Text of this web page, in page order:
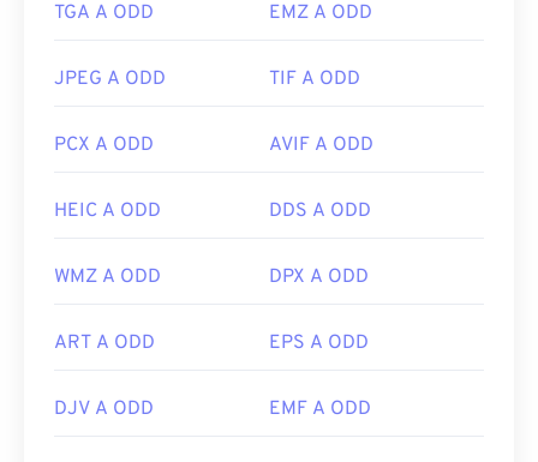
TGA A ODD EMZ A ODD
JPEG A ODD TIF A ODD
PCX A ODD AVIF A ODD
HEIC A ODD DDS A ODD
WMZ A ODD DPX A ODD
ART A ODD EPS A ODD
DJV A ODD EMF A ODD